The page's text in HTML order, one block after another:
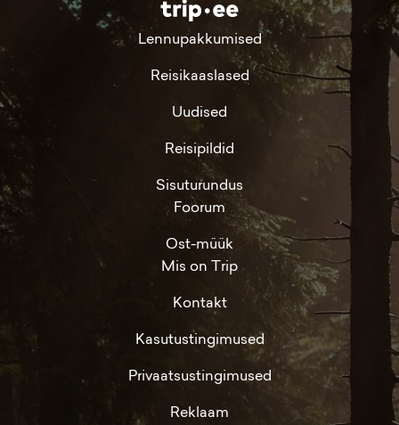
Lennupakkumised
Reisikaaslased
Uudised
Reisipildid
Sisuturundus
Foorum
Ost-müük
Mis on Trip
Kontakt
Kasutustingimused
Privaatsustingimused
Reklaam